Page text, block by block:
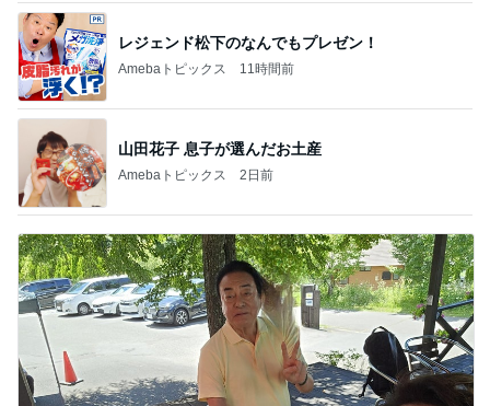
レジェンド松下のなんでもプレゼン！
Amebaトピックス 11時間前
山田花子 息子が選んだお土産
Amebaトピックス 2日前